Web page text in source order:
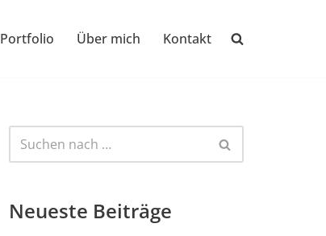
Portfolio Über mich Kontakt
Neueste Beiträge